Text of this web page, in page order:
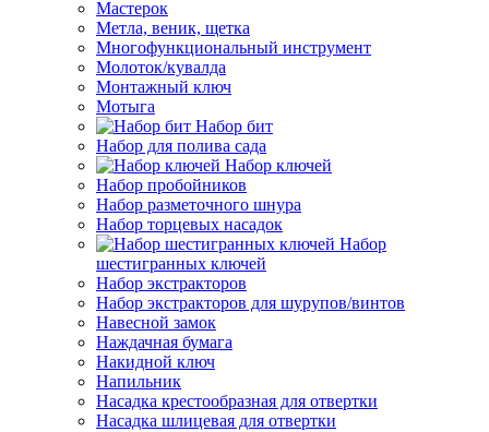
Мастерок
Метла, веник, щетка
Многофункциональный инструмент
Молоток/кувалда
Монтажный ключ
Мотыга
Набор бит
Набор для полива сада
Набор ключей
Набор пробойников
Набор разметочного шнура
Набор торцевых насадок
Набор
шестигранных ключей
Набор экстракторов
Набор экстракторов для шурупов/винтов
Навесной замок
Наждачная бумага
Накидной ключ
Напильник
Насадка крестообразная для отвертки
Насадка шлицевая для отвертки